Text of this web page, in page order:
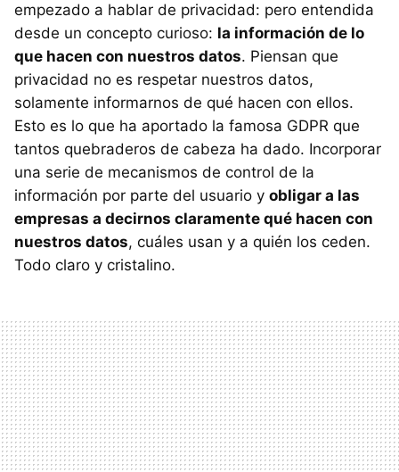
empezado a hablar de privacidad: pero entendida
desde un concepto curioso: la información de lo
que hacen con nuestros datos. Piensan que
privacidad no es respetar nuestros datos,
solamente informarnos de qué hacen con ellos.
Esto es lo que ha aportado la famosa GDPR que
tantos quebraderos de cabeza ha dado. Incorporar
una serie de mecanismos de control de la
información por parte del usuario y obligar a las
empresas a decirnos claramente qué hacen con
nuestros datos, cuáles usan y a quién los ceden.
Todo claro y cristalino.